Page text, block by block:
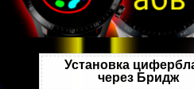
Установка
через Бридж